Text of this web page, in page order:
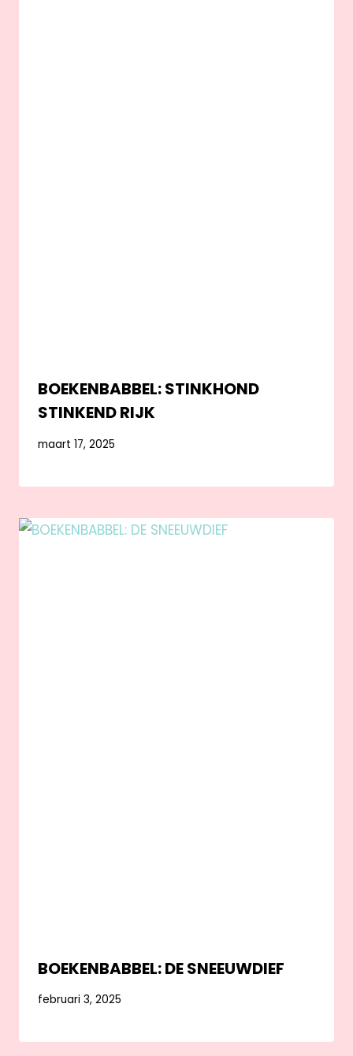
BOEKENBABBEL: STINKHOND
STINKEND RIJK
maart 17, 2025
BOEKENBABBEL: DE SNEEUWDIEF
februari 3, 2025